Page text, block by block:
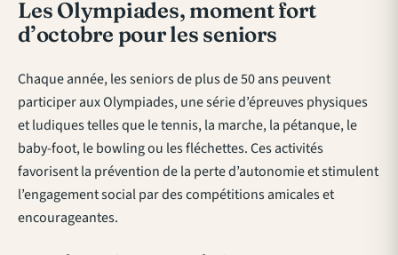
Les Olympiades, moment fort
d’octobre pour les seniors
Chaque année, les seniors de plus de 50 ans peuvent
participer aux Olympiades, une série d’épreuves physiques
et ludiques telles que le tennis, la marche, la pétanque, le
baby-foot, le bowling ou les fléchettes. Ces activités
favorisent la prévention de la perte d’autonomie et stimulent
l’engagement social par des compétitions amicales et
encourageantes.